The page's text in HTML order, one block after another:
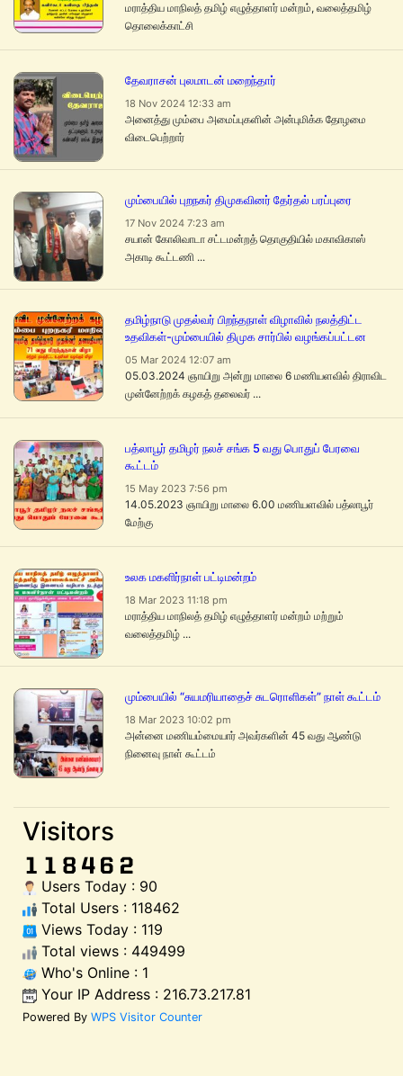
மராத்திய மாநிலத் தமிழ் எழுத்தாளர் மன்றம், வலைத்தமிழ்
தொலைக்காட்சி
தேவராசன் புலமாடன் மறைந்தார்
18 Nov 2024 12:33 am
அனைத்து மும்பை அமைப்புகளின் அன்புமிக்க தோழமை
விடைபெற்றார்
மும்பையில் புறநகர் திமுகவினர் தேர்தல் பரப்புரை
17 Nov 2024 7:23 am
சயான் கோலிவாடா சட்டமன்றத் தொகுதியில் மகாவிகாஸ்
அகாடி கூட்டணி ...
தமிழ்நாடு முதல்வர் பிறந்தநாள் விழாவில் நலத்திட்ட
உதவிகள்-மும்பையில் திமுக சார்பில் வழங்கப்பட்டன
05 Mar 2024 12:07 am
05.03.2024 ஞாயிறு அன்று மாலை 6 மணியளவில் திராவிட
முன்னேற்றக் கழகத் தலைவர் ...
பத்லாபூர் தமிழர் நலச் சங்க 5 வது பொதுப் பேரவை
கூட்டம்
15 May 2023 7:56 pm
14.05.2023 ஞாயிறு மாலை 6.00 மணியளவில் பத்லாபூர்
மேற்கு
உலக மகளிர்நாள் பட்டிமன்றம்
18 Mar 2023 11:18 pm
மராத்திய மாநிலத் தமிழ் எழுத்தாளர் மன்றம் மற்றும்
வலைத்தமிழ் ...
மும்பையில் “சுயமரியாதைச் சுடரொளிகள்” நாள் கூட்டம்
18 Mar 2023 10:02 pm
அன்னை மணியம்மையார் அவர்களின் 45 வது ஆண்டு
நினைவு நாள் கூட்டம்
Visitors
Users Today : 90
Total Users : 118462
Views Today : 119
Total views : 449499
Who's Online : 1
Your IP Address : 216.73.217.81
Powered By WPS Visitor Counter